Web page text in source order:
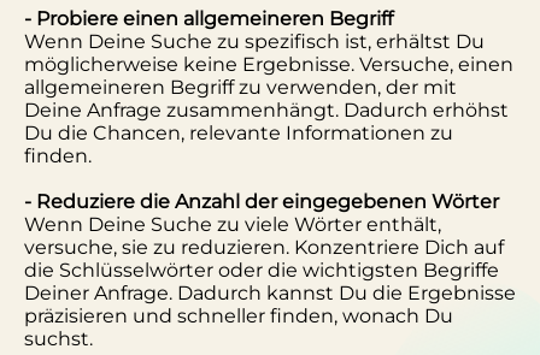
- Probiere einen allgemeineren Begriff
Wenn Deine Suche zu spezifisch ist, erhältst Du
möglicherweise keine Ergebnisse. Versuche, einen
allgemeineren Begriff zu verwenden, der mit
Deine Anfrage zusammenhängt. Dadurch erhöhst
Du die Chancen, relevante Informationen zu
finden.
- Reduziere die Anzahl der eingegebenen Wörter
Wenn Deine Suche zu viele Wörter enthält,
versuche, sie zu reduzieren. Konzentriere Dich auf
die Schlüsselwörter oder die wichtigsten Begriffe
Deiner Anfrage. Dadurch kannst Du die Ergebnisse
präzisieren und schneller finden, wonach Du
suchst.